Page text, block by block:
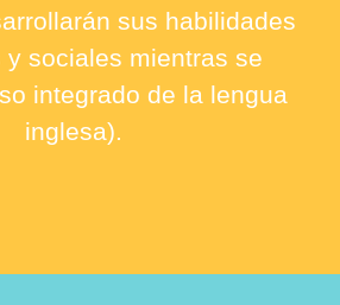
sus habilidades
y sociales mientras se
integrado de la lengua
inglesa).